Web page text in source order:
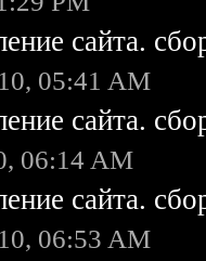
сайта.
05:41 AM
сайта.
06:14 AM
сайта.
06:53 AM